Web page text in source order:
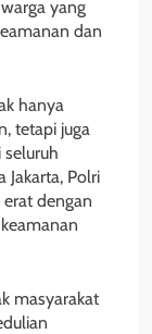
yang
dan
hanya
tetapi juga
Jakarta, Polri
dengan
masyarakat